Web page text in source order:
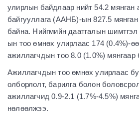
улирлын байдлаар нийт 54.2 мянган
байгууллага (ААНБ)-ын 827.5
байна. Нийгмийн даатгалын
ын тоо өмнөх улирлаас 174 (0.4%)-
ажиллагчдын тоо 8.0 (1.0%) мянгаар
Ажиллагчдын тоо өмнөх улирлаас
олборлолт, барилга болон
ажиллагчид 0.9-2.1 (1.7%-4.5%)
нөлөөлжээ.